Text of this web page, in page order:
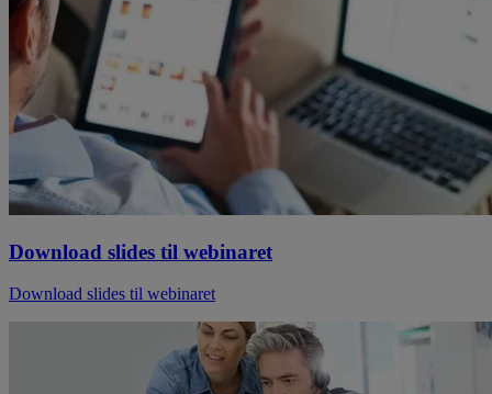
Download slides til webinaret
Download slides til webinaret